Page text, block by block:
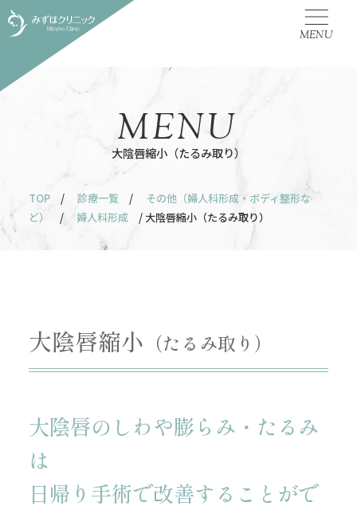
MENU
大陰唇縮小（たるみ取り）
MENU
TOP / 診療一覧 /
その他（婦人科形成・ボディ整形な
ど）
/ 婦人科形成 / 大陰唇縮小（たるみ取り）
大陰唇縮小 （たるみ取り）
大陰唇のしわや膨らみ・たるみ
は
日帰り手術で改善することがで